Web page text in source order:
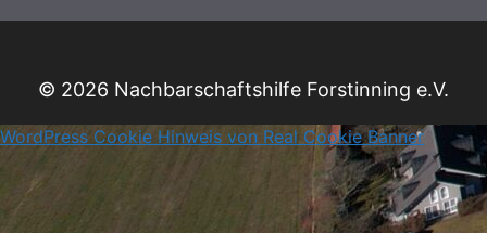
© 2026 Nachbarschaftshilfe Forstinning e.V.
WordPress Cookie Hinweis von Real Cookie Banner